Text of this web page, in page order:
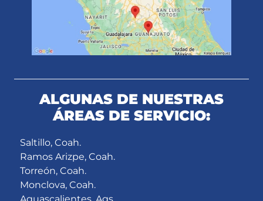
ALGUNAS DE NUESTRAS
ÁREAS DE SERVICIO:
Saltillo, Coah.
Ramos Arizpe, Coah.
Torreón, Coah.
Monclova, Coah.